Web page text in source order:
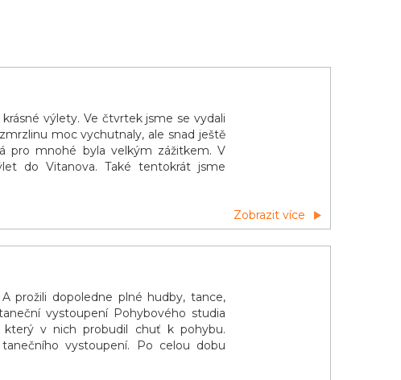
výlety. Ve čtvrtek jsme se vydali
moc vychutnaly, ale snad ještě
pro mnohé byla velkým zážitkem. V
do Vitanova. Také tentokrát jsme
Zobrazit více
prožili dopoledne plné hudby, tance,
vystoupení Pohybového studia
který v nich probudil chuť k pohybu.
vystoupení. Po celou dobu